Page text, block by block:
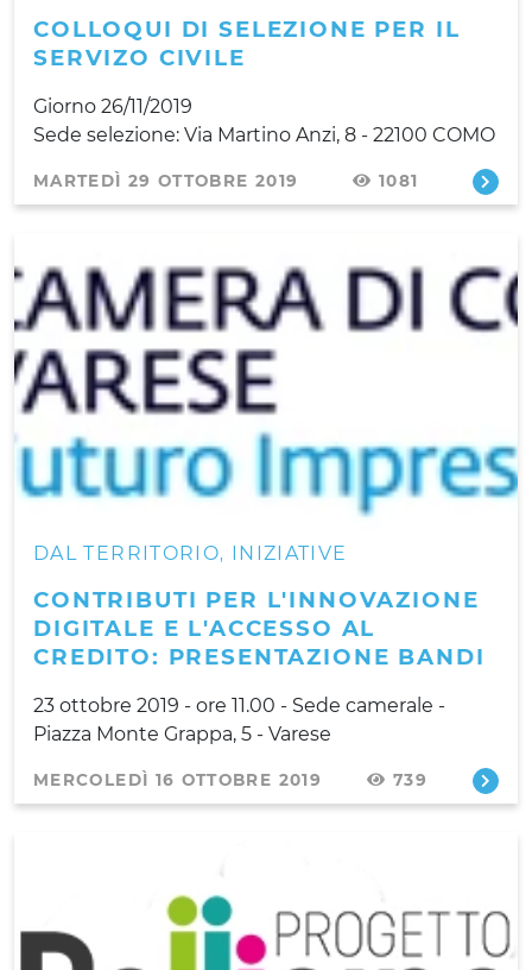
COLLOQUI DI SELEZIONE PER IL
SERVIZO CIVILE
Giorno 26/11/2019
Sede selezione: Via Martino Anzi, 8 - 22100 COMO
MARTEDÌ 29 OTTOBRE 2019 1081
DAL TERRITORIO, INIZIATIVE
CONTRIBUTI PER L'INNOVAZIONE
DIGITALE E L'ACCESSO AL
CREDITO: PRESENTAZIONE BANDI
23 ottobre 2019 - ore 11.00 - Sede camerale -
Piazza Monte Grappa, 5 - Varese
MERCOLEDÌ 16 OTTOBRE 2019 739